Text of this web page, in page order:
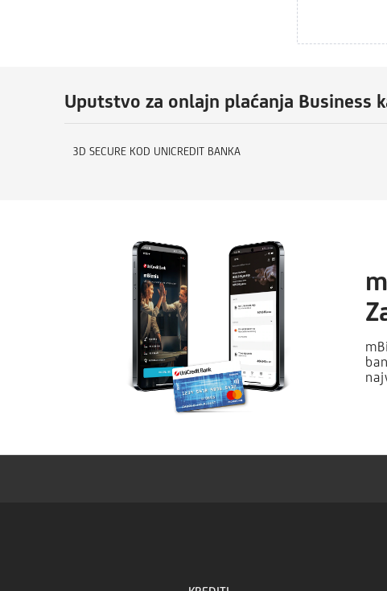
Uputstvo za onlajn plaćanja Business
3D SECURE KOD UNICREDIT BANKA